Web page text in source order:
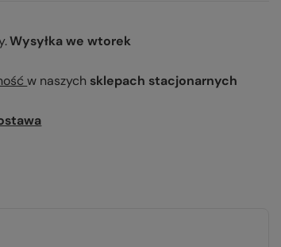
Wysyłkawe wtorek
w naszych sklepach stacjonarnych